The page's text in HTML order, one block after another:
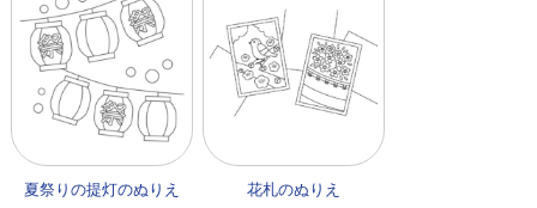
夏祭りの提灯のぬりえ 花札のぬりえ